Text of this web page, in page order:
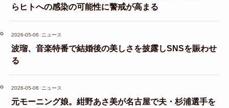
らヒトへの感染の可能性に警戒が高まる
2026-05-06 ニュース
波瑠、音楽特番で結婚後の美しさを披露しSNSを賑わせ
る
2026-05-06 ニュース
元モーニング娘。紺野あさ美が名古屋で夫・杉浦選手を